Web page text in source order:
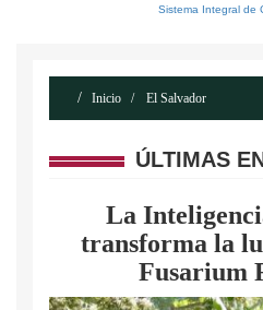
Sistema Integral de
Inicio El Salvador
ÚLTIMAS
La
transforma la
Fusarium